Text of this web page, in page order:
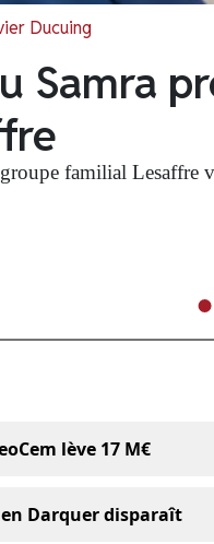
Ducuing
matières
(Blaringhem),
lève 17 M€
Darquer disparaît